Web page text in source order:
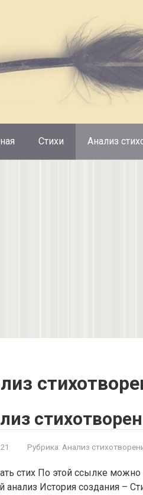
Стихи Анализ
Рубрика: Анализ
стих По этой ссылке
анализ История создания –